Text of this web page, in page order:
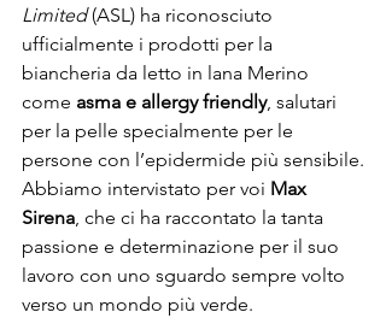
Limited (ASL) ha riconosciuto
ufficialmente i prodotti per la
biancheria da letto in lana Merino
come asma e allergy friendly, salutari
per la pelle specialmente per le
persone con l’epidermide più sensibile.
Abbiamo intervistato per voi Max
Sirena, che ci ha raccontato la tanta
passione e determinazione per il suo
lavoro con uno sguardo sempre volto
verso un mondo più verde.